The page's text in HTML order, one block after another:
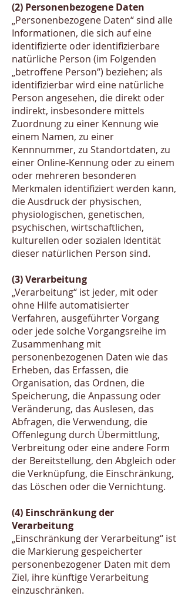
(2) Personenbezogene Daten
„Personenbezogene Daten“ sind alle
Informationen, die sich auf eine
identifizierte oder identifizierbare
natürliche Person (im Folgenden
„betroffene Person“) beziehen; als
identifizierbar wird eine natürliche
Person angesehen, die direkt oder
indirekt, insbesondere mittels
Zuordnung zu einer Kennung wie
einem Namen, zu einer
Kennnummer, zu Standortdaten, zu
einer Online-Kennung oder zu einem
oder mehreren besonderen
Merkmalen identifiziert werden kann,
die Ausdruck der physischen,
physiologischen, genetischen,
psychischen, wirtschaftlichen,
kulturellen oder sozialen Identität
dieser natürlichen Person sind.
(3) Verarbeitung
„Verarbeitung“ ist jeder, mit oder
ohne Hilfe automatisierter
Verfahren, ausgeführter Vorgang
oder jede solche Vorgangsreihe im
Zusammenhang mit
personenbezogenen Daten wie das
Erheben, das Erfassen, die
Organisation, das Ordnen, die
Speicherung, die Anpassung oder
Veränderung, das Auslesen, das
Abfragen, die Verwendung, die
Offenlegung durch Übermittlung,
Verbreitung oder eine andere Form
der Bereitstellung, den Abgleich oder
die Verknüpfung, die Einschränkung,
das Löschen oder die Vernichtung.
(4) Einschränkung der
Verarbeitung
„Einschränkung der Verarbeitung“ ist
die Markierung gespeicherter
personenbezogener Daten mit dem
Ziel, ihre künftige Verarbeitung
einzuschränken.